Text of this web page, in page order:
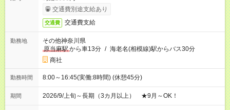
交通費別途支給あり
交通費 交通費支給
勤務地
その他神奈川県
原当麻駅から車13分 / 海老名(相模線)駅からバス30分
商社
勤務時間 8:00～16:45(実働:8時間) (休憩45分)
期間 2026/9/上旬～長期（3カ月以上） ★9月～OK！